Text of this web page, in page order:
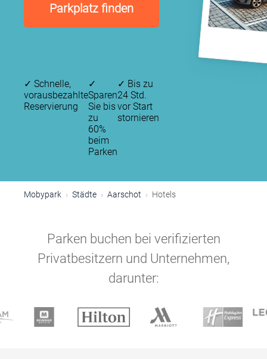
Parkplatz finden
✓ Schnelle,
vorausbezahlte
Reservierung
✓
Sparen
Sie bis
zu
60%
beim
Parken
✓ Bis zu
24 Std.
vor Start
stornieren
Mobypark Städte Aarschot Hotels
Parken buchen bei verifizierten
Privatbesitzern und Unternehmen,
darunter: